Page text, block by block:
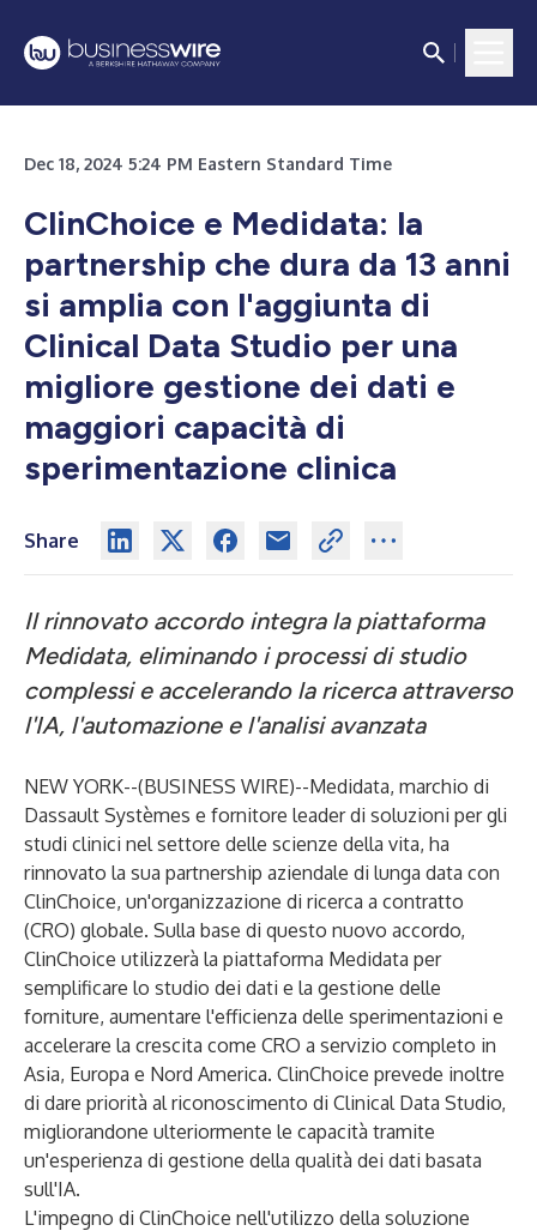
Dec 18, 2024 5:24 PM Eastern Standard Time
ClinChoice e Medidata: la
partnership che dura da 13 anni
si amplia con l'aggiunta di
Clinical Data Studio per una
migliore gestione dei dati e
maggiori capacità di
sperimentazione clinica
Share
Il rinnovato accordo integra la piattaforma
Medidata, eliminando i processi di studio
complessi e accelerando la ricerca attraverso
l'IA, l'automazione e l'analisi avanzata
NEW YORK--(BUSINESS WIRE)--Medidata, marchio di
Dassault Systèmes e fornitore leader di soluzioni per gli
studi clinici nel settore delle scienze della vita, ha
rinnovato la sua partnership aziendale di lunga data con
ClinChoice, un'organizzazione di ricerca a contratto
(CRO) globale. Sulla base di questo nuovo accordo,
ClinChoice utilizzerà la piattaforma Medidata per
semplificare lo studio dei dati e la gestione delle
forniture, aumentare l'efficienza delle sperimentazioni e
accelerare la crescita come CRO a servizio completo in
Asia, Europa e Nord America. ClinChoice prevede inoltre
di dare priorità al riconoscimento di Clinical Data Studio,
migliorandone ulteriormente le capacità tramite
un'esperienza di gestione della qualità dei dati basata
sull'IA.
L'impegno di ClinChoice nell'utilizzo della soluzione